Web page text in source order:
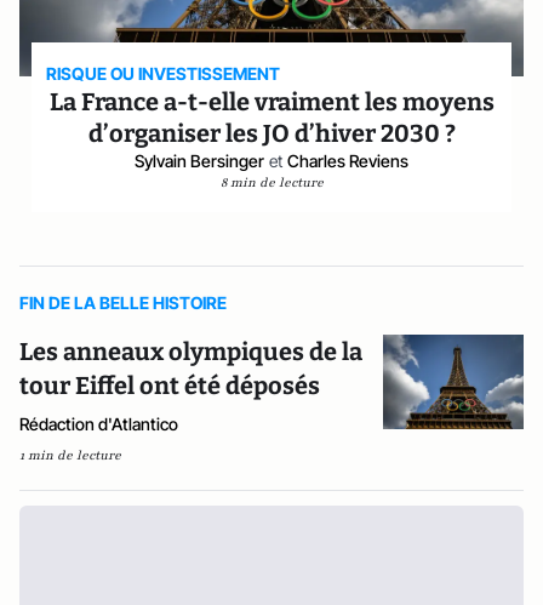
RISQUE OU INVESTISSEMENT
La France a-t-elle vraiment les moyens
d’organiser les JO d’hiver 2030 ?
Sylvain Bersinger et Charles Reviens
8 min de lecture
FIN DE LA BELLE HISTOIRE
Les anneaux olympiques de la
tour Eiffel ont été déposés
Rédaction d'Atlantico
1 min de lecture